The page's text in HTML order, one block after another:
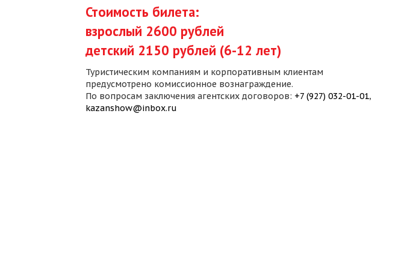
Стоимость билета:
взрослый 2600 рублей
детский 2150 рублей (6-12 лет)
Туристическим компаниям и корпоративным клиентам
предусмотрено комиссионное вознаграждение.
По вопросам заключения агентских договоров: +7 (927) 032-01-01,
kazanshow@inbox.ru